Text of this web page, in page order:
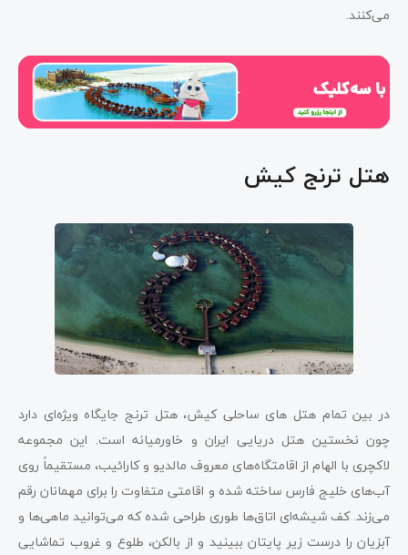
می‌کنند.
هتل ترنج کیش
در بین تمام هتل های ساحلی کیش، هتل ترنج جایگاه ویژه‌ای دارد
چون نخستین هتل دریایی ایران و خاورمیانه است. این مجموعه
لاکچری با الهام از اقامتگاه‌های معروف مالدیو و کارائیب، مستقیماً روی
آب‌های خلیج فارس ساخته شده و اقامتی متفاوت را برای مهمانان رقم
می‌زند. کف شیشه‌ای اتاق‌ها طوری طراحی شده که می‌توانید ماهی‌ها و
آبزیان را درست زیر پایتان ببینید و از بالکن، طلوع و غروب تماشایی